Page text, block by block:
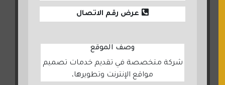
عرض رقم الاتصال
وصف الموقع
شركة متخصصة في تقديم خدمات تصميم
مواقع الإنترنت وتطويرها،